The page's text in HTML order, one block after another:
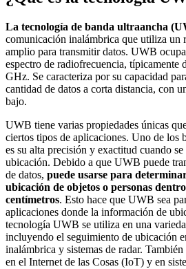
La tecnología de banda ultraancha
comunicación inalámbrica que utiliza un
amplio para transmitir datos. UWB
espectro de radiofrecuencia, típicamente
GHz. Se caracteriza por su capacidad
cantidad de datos a corta distancia, con
bajo.
UWB tiene varias propiedades únicas
ciertos tipos de aplicaciones. Uno de los
es su alta precisión y exactitud cuando
ubicación. Debido a que UWB puede
de datos, puede usarse para
ubicación de objetos o personas
centímetros. Esto hace que UWB sea
aplicaciones donde la información de
tecnología UWB se utiliza en una
incluyendo el seguimiento de ubicación
inalámbrica y sistemas de radar.
en el Internet de las Cosas (IoT) y en